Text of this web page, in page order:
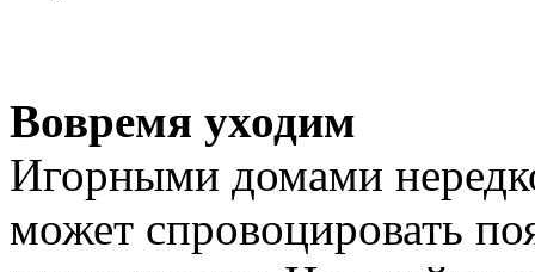
Вовремя уходим
Игорными домами
может спровоцировать